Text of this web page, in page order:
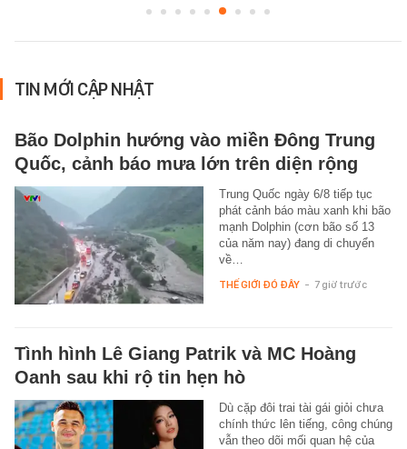
TIN MỚI CẬP NHẬT
Bão Dolphin hướng vào miền Đông Trung
Quốc, cảnh báo mưa lớn trên diện rộng
Trung Quốc ngày 6/8 tiếp tục
phát cảnh báo màu xanh khi bão
mạnh Dolphin (cơn bão số 13
của năm nay) đang di chuyển
về…
THẾ GIỚI ĐÓ ĐÂY - 7 giờ trước
Tình hình Lê Giang Patrik và MC Hoàng
Oanh sau khi rộ tin hẹn hò
Dù cặp đôi trai tài gái giỏi chưa
chính thức lên tiếng, công chúng
vẫn theo dõi mối quan hệ của